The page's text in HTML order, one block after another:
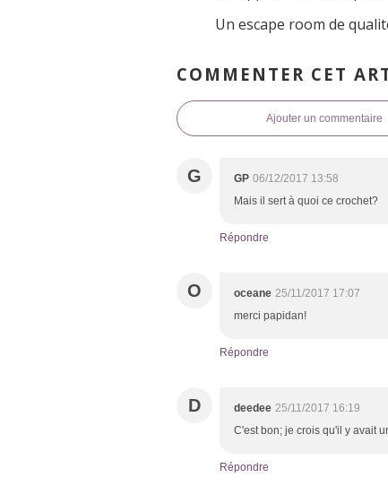
Un escape room de
COMMENTER CET
Ajouter un commentaire
G GP 06/12/2017 13:58
Mais il sert à quoi ce crochet?
Répondre
O oceane 25/11/2017 17:07
merci papidan!
Répondre
D deedee 25/11/2017 16:19
C'est bon; je crois qu'il y avait
Répondre